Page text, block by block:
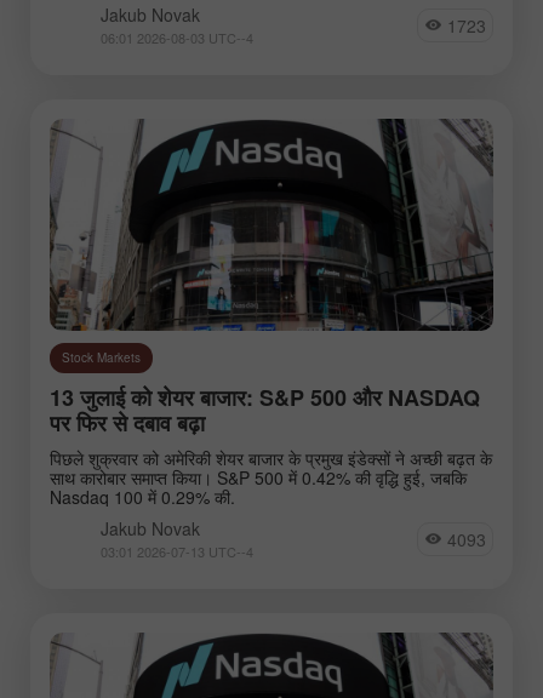
EURNZD
Analysts:
Go to the list of analysts
Novak Jakub Andreeva Natalia
Jakub Novak
06:01 2026-08-03 UTC--4 1723
Stock Markets
13 जुलाई को शेयर बाजार: S&P 500 और NASDAQ
पर फिर से दबाव बढ़ा
पिछले शुक्रवार को अमेरिकी शेयर बाजार के प्रमुख इंडेक्सों ने अच्छी बढ़त के
साथ कारोबार समाप्त किया। S&P 500 में 0.42% की वृद्धि हुई, जबकि
Nasdaq 100 में 0.29% की.
Jakub Novak
03:01 2026-07-13 UTC--4 4093